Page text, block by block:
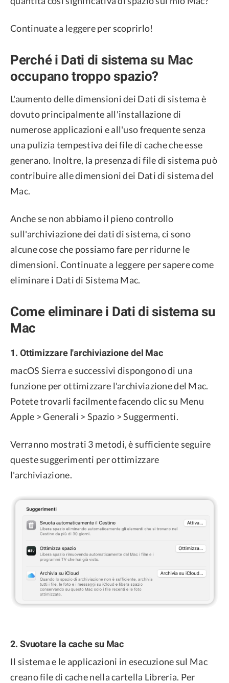
Continuate a leggere per scoprirlo!
Perché i Dati di sistema su Mac
occupano troppo spazio?
L'aumento delle dimensioni dei Dati di sistema è
dovuto principalmente all'installazione di
numerose applicazioni e all'uso frequente senza
una pulizia tempestiva dei file di cache che esse
generano. Inoltre, la presenza di file di sistema può
contribuire alle dimensioni dei Dati di sistema del
Mac.
Anche se non abbiamo il pieno controllo
sull'archiviazione dei dati di sistema, ci sono
alcune cose che possiamo fare per ridurne le
dimensioni. Continuate a leggere per sapere come
eliminare i Dati di Sistema Mac.
Come eliminare i Dati di sistema su
Mac
1. Ottimizzare l'archiviazione del Mac
macOS Sierra e successivi dispongono di una
funzione per ottimizzare l'archiviazione del Mac.
Potete trovarli facilmente facendo clic su Menu
Apple > Generali > Spazio > Suggermenti.
Verranno mostrati 3 metodi, è sufficiente seguire
queste suggerimenti per ottimizzare
l'archiviazione.
2. Svuotare la cache su Mac
Il sistema e le applicazioni in esecuzione sul Mac
creano file di cache nella cartella Libreria. Per